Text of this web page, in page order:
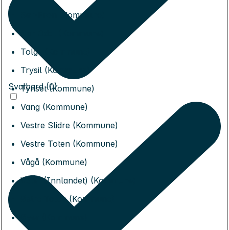
Sør-Fron (Kommune)
Tolga (Kommune)
Trysil (Kommune)
Tynset (Kommune)
Vang (Kommune)
Vestre Slidre (Kommune)
Vestre Toten (Kommune)
Vågå (Kommune)
Våler (Innlandet) (Kommune)
Østre Toten (Kommune)
Svalbard (0)